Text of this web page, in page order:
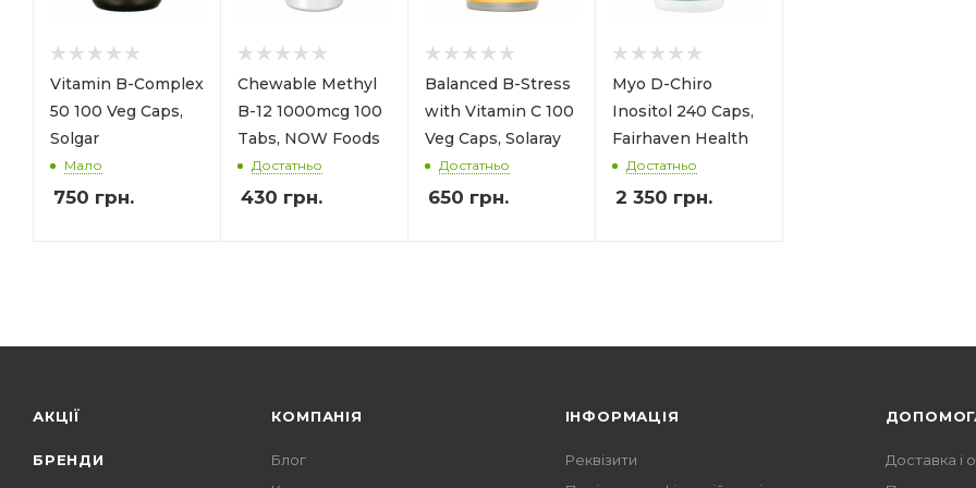
Vitamin B-Complex
50 100 Veg Caps,
Solgar
Мало
750 грн.
Chewable Methyl
B-12 1000mcg 100
Tabs, NOW Foods
Достатньо
430 грн.
Balanced B-Stress
with Vitamin C 100
Veg Caps, Solaray
Достатньо
650 грн.
Myo D-Chiro
Inositol 240 Caps,
Fairhaven Health
Достатньо
2 350 грн.
АКЦІЇ
БРЕНДИ
КОМПАНІЯ
Блог
ІНФОРМАЦІЯ
Реквізити
Доставка і